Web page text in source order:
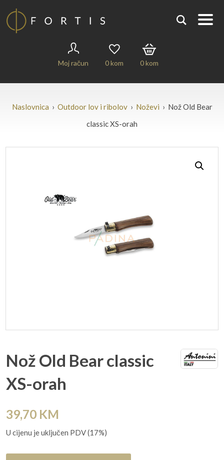
Moj račun 0kom 0kom
Naslovnica › Outdoor lov i ribolov› Noževi › Nož Old Bear
classic XS-orah
Nož Old Bear classic
XS-orah
39,70 KM
U cijenu je uključen PDV (17%)